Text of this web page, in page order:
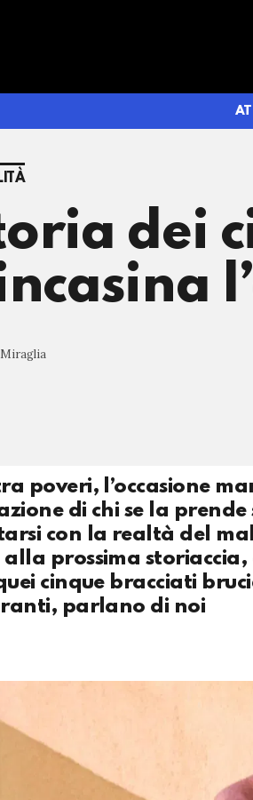
dei
poveri, l’occasione
di chi se la
con la realtà del
alla prossima
cinque bracciati
parlano di noi